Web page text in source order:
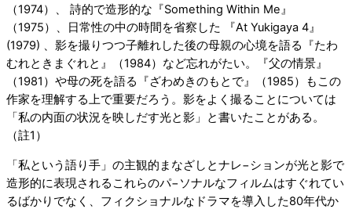
（1974）、 詩的で造形的な『Something Within Me』
（1975）、日常性の中の時間を省察した 『At Yukigaya 4』
(1979) 、影を撮りつつ子離れした後の母親の心境を語る『たわ
むれときまぐれと』（1984）など忘れがたい。『父の情景』
（1981）や母の死を語る『ざわめきのもとで』（1985）もこの
作家を理解する上で重要だろう。影をよく撮ることについては
「私の内面の状況を映しだす光と影」と書いたことがある。
（註1）
「私という語り手」の主観的まなざしとナレ−ションが光と影で
造形的に表現されるこれらのパ−ソナルなフィルムはすぐれてい
るばかりでなく、フィクショナルなドラマを導入した80年代か